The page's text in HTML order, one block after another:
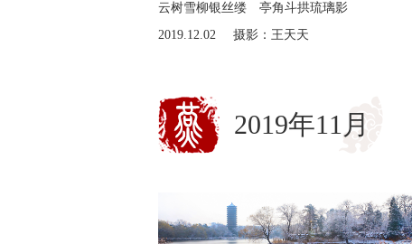
云树雪柳银丝缕 亭角斗拱琉璃影
2019.12.02
摄影：王天天
2019年11月